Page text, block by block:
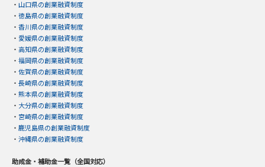
・ 山口県の創業融資制度
・ 徳島県の創業融資制度
・ 香川県の創業融資制度
・ 愛媛県の創業融資制度
・ 高知県の創業融資制度
・ 福岡県の創業融資制度
・ 佐賀県の創業融資制度
・ 長崎県の創業融資制度
・ 熊本県の創業融資制度
・ 大分県の創業融資制度
・ 宮崎県の創業融資制度
・ 鹿児島県の創業融資制度
・ 沖縄県の創業融資制度
助成金・補助金一覧（全国対応）